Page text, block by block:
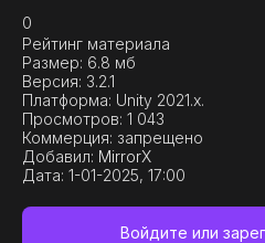
0
Рейтинг материала
Размер: 6.8 мб
Версия: 3.2.1
Платформа: Unity 2021.x.
Просмотров: 1 043
Коммерция: запрещено
Добавил: MirrorX
Дата: 1-01-2025, 17:00
Войдите или